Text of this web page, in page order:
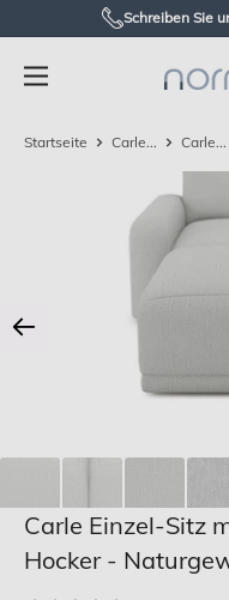
springen
Schreiben Sie
Normod
Startseite Carle... Carle...
Carle Einzel-Sitz mit Linker Armlehne und
Hocker -